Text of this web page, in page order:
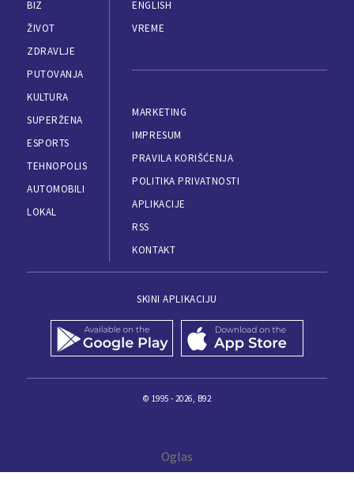
BIZ
ŽIVOT
ZDRAVLJE
PUTOVANJA
KULTURA
SUPERŽENA
ESPORTS
TEHNOPOLIS
AUTOMOBILI
LOKAL
ENGLISH
VREME
MARKETING
IMPRESUM
PRAVILA KORIŠĆENJA
POLITIKA PRIVATNOSTI
APLIKACIJE
RSS
KONTAKT
SKINI APLIKACIJU
© 1995 - 2026, B92